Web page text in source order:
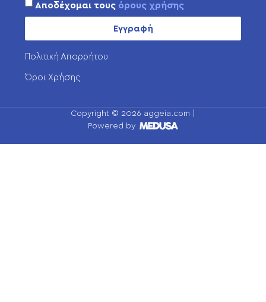
Αποδέχομαι τους όρους χρήσης
Εγγραφή
Πολιτική Απορρήτου
Όροι Χρήσης
Copyright © 2026 aggeia.com |
Powered by